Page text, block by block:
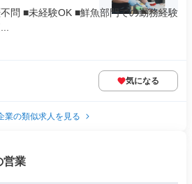
問 ■未経験OK ■鮮魚部門での勤務経験
気になる
業の類似求人を見る
営業